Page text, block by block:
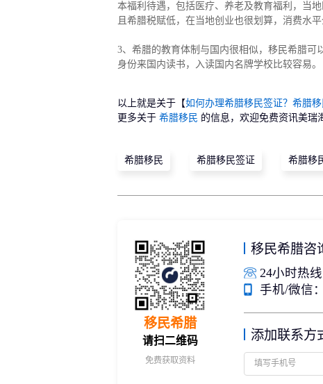
本福利待遇，包括医疗、养老及教育福利，当
且希腊税赋低，在当地创业也很划算，消费水
3、希腊的教育体制与国内很相似，移民希腊
身份来国内读书，入读国内名牌学校比较容易。
以上就是关于【如何办理希腊移民签证？希腊移
更多关于希腊移民 的信息，欢迎免费资讯美瑞
希腊移民 希腊移民签证 希腊移
移民希腊
请扫二维码
免费获取资料
移民希腊咨
24小时热
手机/微信
添加联系方